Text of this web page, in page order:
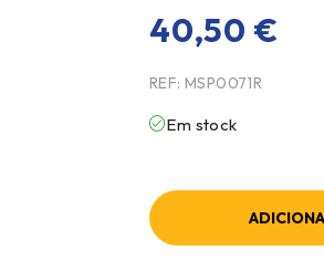
40,50 €
REF: MSP0071R
Em stock